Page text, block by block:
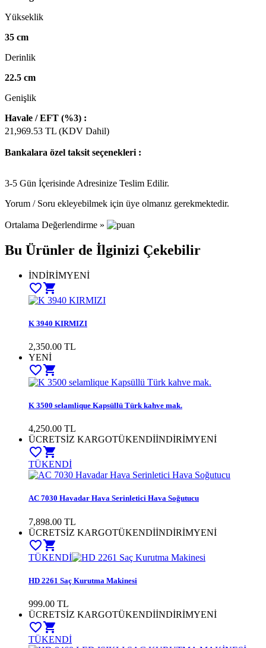
Yükseklik
35 cm
Derinlik
22.5 cm
Genişlik
Havale / EFT (%3) :
21,969.53 TL (KDV Dahil)
Bankalara özel taksit seçenekleri :
3-5 Gün İçerisinde Adresinize Teslim Edilir.
Yorum / Soru ekleyebilmek için üye olmanız gerekmektedir.
Ortalama Değerlendirme »
Bu Ürünler de İlginizi Çekebilir
İNDİRİMYENİ
favorite_bordershopping_cart
K 3940 KIRMIZI
2,350.00 TL
YENİ
favorite_bordershopping_cart
K 3500 selamlique Kapsüllü Türk kahve mak.
4,250.00 TL
ÜCRETSİZ KARGOTÜKENDİİNDİRİMYENİ
favorite_bordershopping_cart
TÜKENDİ
AC 7030 Havadar Hava Serinletici Hava Soğutucu
7,898.00 TL
ÜCRETSİZ KARGOTÜKENDİİNDİRİMYENİ
favorite_bordershopping_cart
TÜKENDİ
HD 2261 Saç Kurutma Makinesi
999.00 TL
ÜCRETSİZ KARGOTÜKENDİİNDİRİMYENİ
favorite_bordershopping_cart
TÜKENDİ